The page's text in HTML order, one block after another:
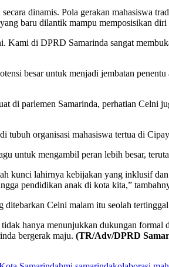
dinamis. Pola gerakan mahasiswa
baru dilantik mampu memposisikan
Kami di DPRD Samarinda sangat
besar untuk menjadi jembatan
di parlemen Samarinda, perhatian
tubuh organisasi mahasiswa tertua di
untuk mengambil peran lebih besar,
kunci lahirnya kebijakan yang inklusif
pendidikan anak di kota kita,”
Celni malam itu seolah
hanya menunjukkan dukungan formal
bergerak maju. (TR/Adv/DPRD